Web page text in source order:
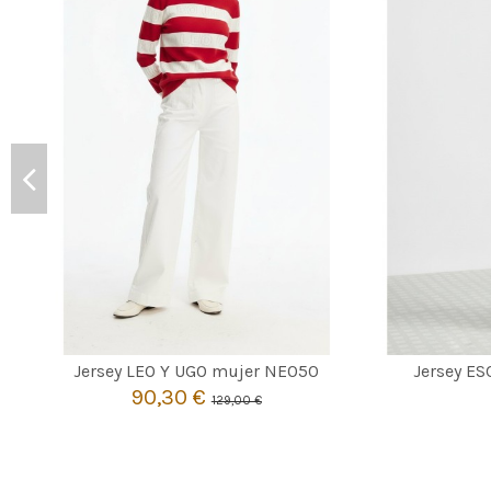
Jersey LEO Y UGO mujer NE050
90,30 €129,00 €
CRUDO
2
 Añadir al carrito
Jersey